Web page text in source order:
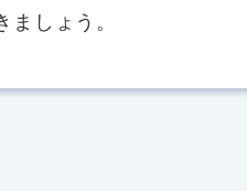
ましょう。